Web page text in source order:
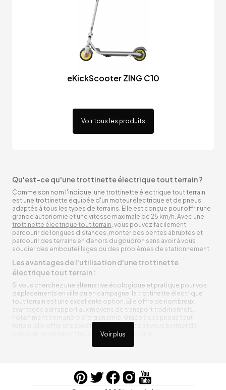
eKickScooter ZING C10
Voir tous les produits
Voir plus
Qu'est-ce qu'une trottinette électrique tout terrain ?
Comme son nom l'indique, une trottinette électrique tout terrain
est une trottinette équipée d'un moteur électrique et de pneus
adaptés à tous les types de terrains. Elle est conçue pour offrir une
grande autonomie et une vitesse maximale de 25 km/h. Avec une
trottinette électrique tout terrain, vous pouvez facilement
parcourir de longues distances, monter des pentes abruptes et
parcourir des terrains en dehors du goudron sans avoir à vous
soucier des embouteillages ou des problèmes de stationnement.
Les avantages de l'utilisation d'une trottinette
électrique tout terrain :
Si vous cherchez une alternative écologique et pratique pour vos
déplacements en ville ou en campagne, la trottinette électrique
tout terrain est une excellente option. Elle offre de nombreux
avantages par rapport aux moyens de transport traditionnels,
notamment en matière d'ergonomie. Grâce à ses pneus tout
terrain, elle offre une excellente adhérence et vous permet de
parcourir simplement toutes sortes de terrains.
Trottinette électrique tout terrain ergonomique
entre vos trajets, vous n’aurez pas à vous soucier de l’état de sa
batterie. De plus, elle est équipée de pneus résistants qui peuvent